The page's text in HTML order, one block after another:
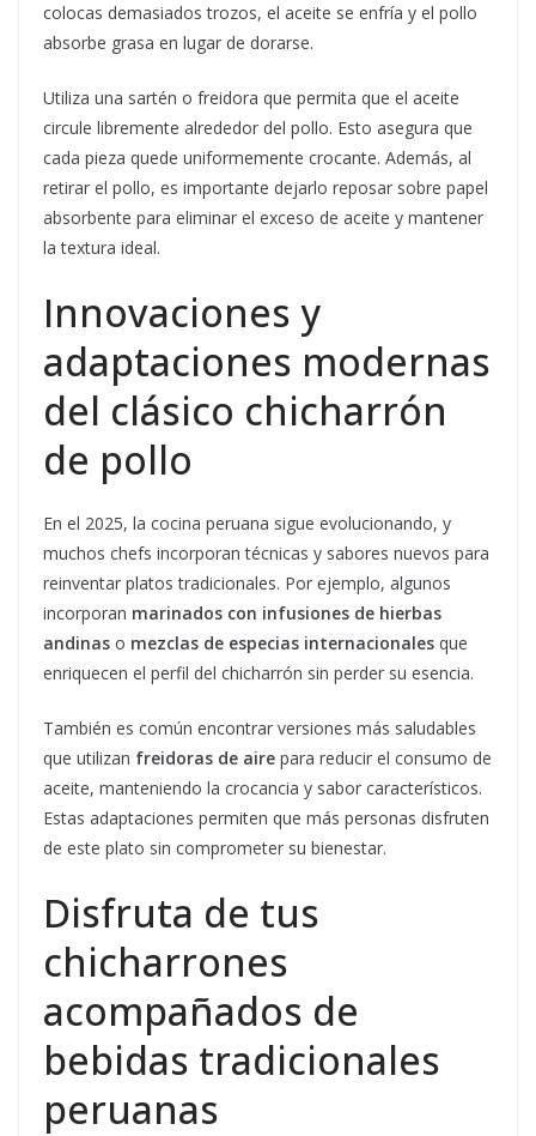
colocas demasiados trozos, el aceite se enfría y el pollo
absorbe grasa en lugar de dorarse.
Utiliza una sartén o freidora que permita que el aceite
circule libremente alrededor del pollo. Esto asegura que
cada pieza quede uniformemente crocante. Además, al
retirar el pollo, es importante dejarlo reposar sobre papel
absorbente para eliminar el exceso de aceite y mantener
la textura ideal.
Innovaciones y
adaptaciones modernas
del clásico chicharrón
de pollo
En el 2025, la cocina peruana sigue evolucionando, y
muchos chefs incorporan técnicas y sabores nuevos para
reinventar platos tradicionales. Por ejemplo, algunos
incorporan marinados con infusiones de hierbas
andinas o mezclas de especias internacionales que
enriquecen el perfil del chicharrón sin perder su esencia.
También es común encontrar versiones más saludables
que utilizan freidoras de aire para reducir el consumo de
aceite, manteniendo la crocancia y sabor característicos.
Estas adaptaciones permiten que más personas disfruten
de este plato sin comprometer su bienestar.
Disfruta de tus
chicharrones
acompañados de
bebidas tradicionales
peruanas